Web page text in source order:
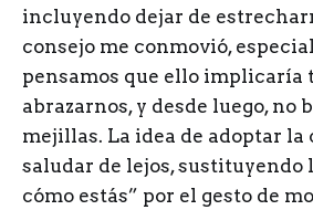
incluyendo dejar de
consejo me conmovió,
pensamos que ello implicaría
abrazarnos, y desde luego, no
mejillas. La idea de adoptar la
saludar de lejos, sustituyendo
cómo estás” por el gesto de